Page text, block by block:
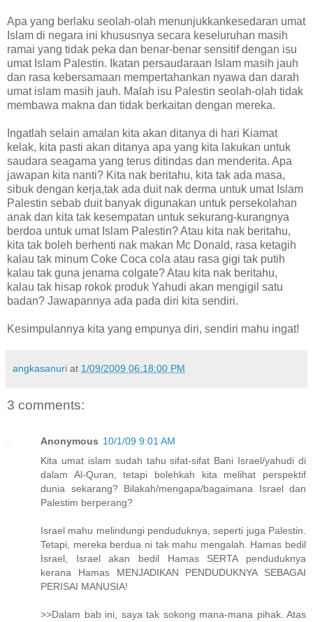
Apa yang berlaku seolah-olah menunjukkankesedaran umat
Islam di negara ini khususnya secara keseluruhan masih
ramai yang tidak peka dan benar-benar sensitif dengan isu
umat Islam Palestin. Ikatan persaudaraan Islam masih jauh
dan rasa kebersamaan mempertahankan nyawa dan darah
umat islam masih jauh. Malah isu Palestin seolah-olah tidak
membawa makna dan tidak berkaitan dengan mereka.
Ingatlah selain amalan kita akan ditanya di hari Kiamat
kelak, kita pasti akan ditanya apa yang kita lakukan untuk
saudara seagama yang terus ditindas dan menderita. Apa
jawapan kita nanti? Kita nak beritahu, kita tak ada masa,
sibuk dengan kerja,tak ada duit nak derma untuk umat Islam
Palestin sebab duit banyak digunakan untuk persekolahan
anak dan kita tak kesempatan untuk sekurang-kurangnya
berdoa untuk umat Islam Palestin? Atau kita nak beritahu,
kita tak boleh berhenti nak makan Mc Donald, rasa ketagih
kalau tak minum Coke Coca cola atau rasa gigi tak putih
kalau tak guna jenama colgate? Atau kita nak beritahu,
kalau tak hisap rokok produk Yahudi akan mengigil satu
badan? Jawapannya ada pada diri kita sendiri.
Kesimpulannya kita yang empunya diri, sendiri mahu ingat!
angkasanuri at 1/09/2009 06:18:00 PM
3 comments:
Anonymous 10/1/09 9:01 AM
Kita umat islam sudah tahu sifat-sifat Bani Israel/yahudi di
dalam Al-Quran, tetapi bolehkah kita melihat perspektif
dunia sekarang? Bilakah/mengapa/bagaimana Israel dan
Palestim berperang?
Israel mahu melindungi penduduknya, seperti juga Palestin.
Tetapi, mereka berdua ni tak mahu mengalah. Hamas bedil
Israel, Israel akan bedil Hamas SERTA penduduknya
kerana Hamas MENJADIKAN PENDUDUKNYA SEBAGAI
PERISAI MANUSIA!
>>Dalam bab ini, saya tak sokong mana-mana pihak. Atas